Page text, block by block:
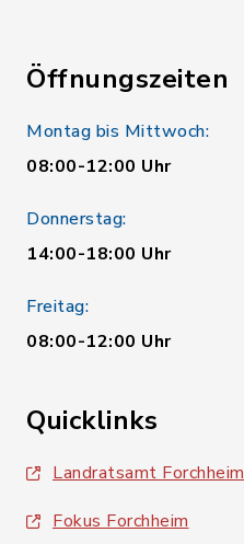
Öffnungszeiten
Montag bis Mittwoch:
08:00-12:00 Uhr
Donnerstag:
14:00-18:00 Uhr
Freitag:
08:00-12:00 Uhr
Quicklinks
Landratsamt Forchheim
Fokus Forchheim